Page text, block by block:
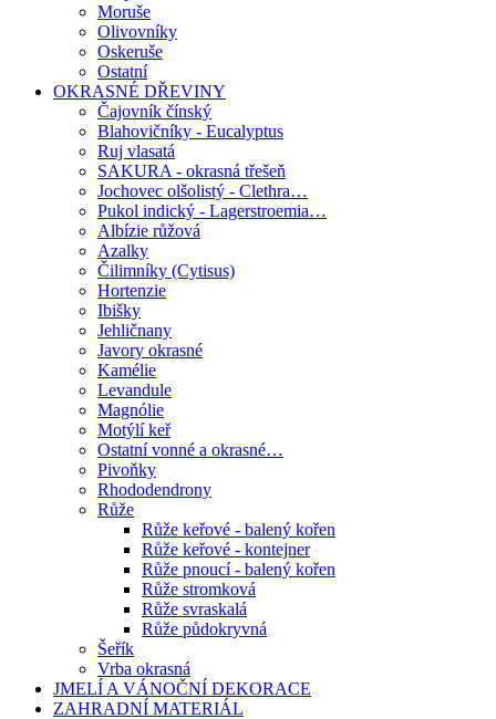
Moruše
Olivovníky
Oskeruše
Ostatní
OKRASNÉ DŘEVINY
Čajovník čínský
Blahovičníky - Eucalyptus
Ruj vlasatá
SAKURA - okrasná třešeň
Jochovec olšolistý - Clethra…
Pukol indický - Lagerstroemia…
Albízie růžová
Azalky
Čilimníky (Cytisus)
Hortenzie
Ibišky
Jehličnany
Javory okrasné
Kamélie
Levandule
Magnólie
Motýlí keř
Ostatní vonné a okrasné…
Pivoňky
Rhododendrony
Růže
Růže keřové - balený kořen
Růže keřové - kontejner
Růže pnoucí - balený kořen
Růže stromková
Růže svraskalá
Růže půdokryvná
Šeřík
Vrba okrasná
JMELÍ A VÁNOČNÍ DEKORACE
ZAHRADNÍ MATERIÁL